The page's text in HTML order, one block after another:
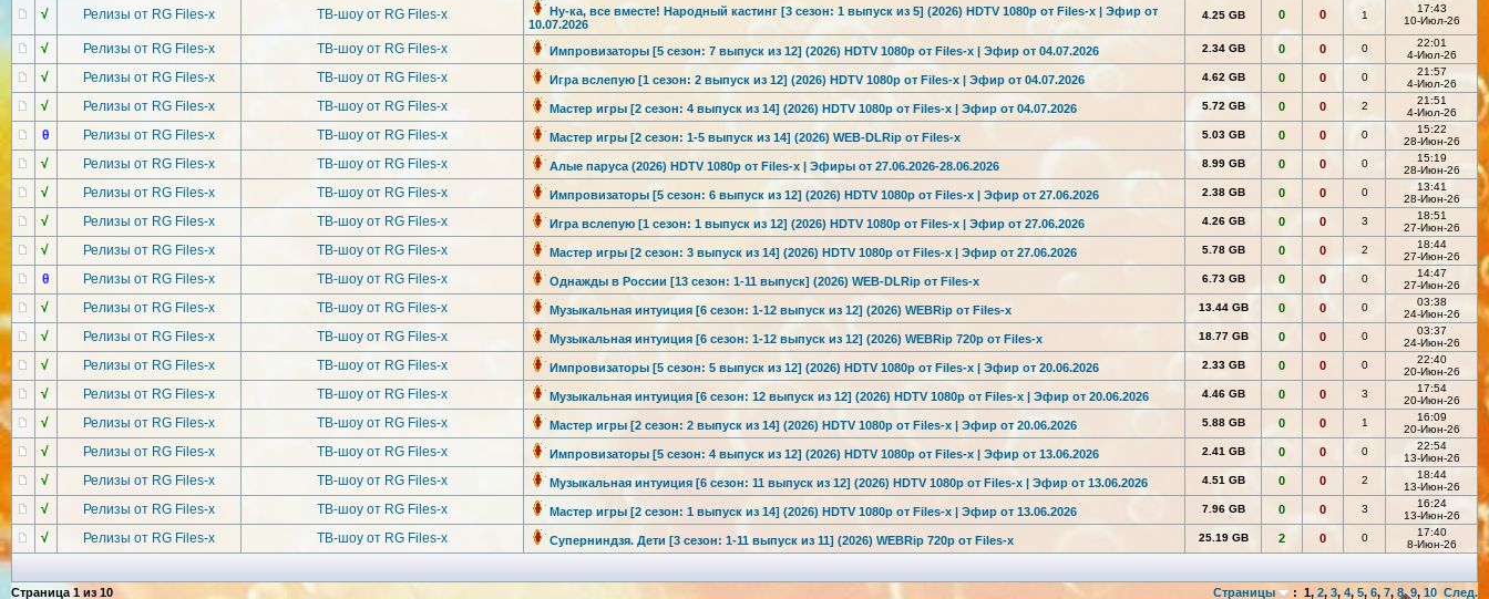
√ Релизы от RG Files-x ТВ-шоу от RG Files-x
Ну-ка, все вместе! Народный кастинг [3 сезон: 1 выпуск из 5] (2026) HDTV 1080р от Files-x | Эфир от
10.07.2026
4.25 GB 0 0 1
17:43
10-Июл-26
√ Релизы от RG Files-x ТВ-шоу от RG Files-x Импровизаторы [5 сезон: 7 выпуск из 12] (2026) HDTV 1080р от Files-x | Эфир от 04.07.2026 2.34 GB 0 0 0
22:01
4-Июл-26
√ Релизы от RG Files-x ТВ-шоу от RG Files-x Игра вслепую [1 сезон: 2 выпуск из 12] (2026) HDTV 1080р от Files-x | Эфир от 04.07.2026 4.62 GB 0 0 0
21:57
4-Июл-26
√ Релизы от RG Files-x ТВ-шоу от RG Files-x Мастер игры [2 сезон: 4 выпуск из 14] (2026) HDTV 1080р от Files-x | Эфир от 04.07.2026 5.72 GB 0 0 2
21:51
4-Июл-26
θ Релизы от RG Files-x ТВ-шоу от RG Files-x Мастер игры [2 сезон: 1-5 выпуск из 14] (2026) WEB-DLRip от Files-x 5.03 GB 0 0 0
15:22
28-Июн-26
√ Релизы от RG Files-x ТВ-шоу от RG Files-x Алые паруса (2026) HDTV 1080р от Files-x | Эфиры от 27.06.2026-28.06.2026 8.99 GB 0 0 0
15:19
28-Июн-26
√ Релизы от RG Files-x ТВ-шоу от RG Files-x Импровизаторы [5 сезон: 6 выпуск из 12] (2026) HDTV 1080р от Files-x | Эфир от 27.06.2026 2.38 GB 0 0 0
13:41
28-Июн-26
√ Релизы от RG Files-x ТВ-шоу от RG Files-x Игра вслепую [1 сезон: 1 выпуск из 12] (2026) HDTV 1080р от Files-x | Эфир от 27.06.2026 4.26 GB 0 0 3
18:51
27-Июн-26
√ Релизы от RG Files-x ТВ-шоу от RG Files-x Мастер игры [2 сезон: 3 выпуск из 14] (2026) HDTV 1080р от Files-x | Эфир от 27.06.2026 5.78 GB 0 0 2
18:44
27-Июн-26
θ Релизы от RG Files-x ТВ-шоу от RG Files-x Однажды в России [13 сезон: 1-11 выпуск] (2026) WEB-DLRip от Files-x 6.73 GB 0 0 0
14:47
27-Июн-26
√ Релизы от RG Files-x ТВ-шоу от RG Files-x Музыкальная интуиция [6 сезон: 1-12 выпуск из 12] (2026) WEBRip от Files-x 13.44 GB 0 0 0
03:38
24-Июн-26
√ Релизы от RG Files-x ТВ-шоу от RG Files-x Музыкальная интуиция [6 сезон: 1-12 выпуск из 12] (2026) WEBRip 720p от Files-x 18.77 GB 0 0 0
03:37
24-Июн-26
√ Релизы от RG Files-x ТВ-шоу от RG Files-x Импровизаторы [5 сезон: 5 выпуск из 12] (2026) HDTV 1080р от Files-x | Эфир от 20.06.2026 2.33 GB 0 0 0
22:40
20-Июн-26
√ Релизы от RG Files-x ТВ-шоу от RG Files-x Музыкальная интуиция [6 сезон: 12 выпуск из 12] (2026) HDTV 1080р от Files-x | Эфир от 20.06.2026 4.46 GB 0 0 3
17:54
20-Июн-26
√ Релизы от RG Files-x ТВ-шоу от RG Files-x Мастер игры [2 сезон: 2 выпуск из 14] (2026) HDTV 1080р от Files-x | Эфир от 20.06.2026 5.88 GB 0 0 1
16:09
20-Июн-26
√ Релизы от RG Files-x ТВ-шоу от RG Files-x Импровизаторы [5 сезон: 4 выпуск из 12] (2026) HDTV 1080р от Files-x | Эфир от 13.06.2026 2.41 GB 0 0 0
22:54
13-Июн-26
√ Релизы от RG Files-x ТВ-шоу от RG Files-x Музыкальная интуиция [6 сезон: 11 выпуск из 12] (2026) HDTV 1080р от Files-x | Эфир от 13.06.2026 4.51 GB 0 0 2
18:44
13-Июн-26
√ Релизы от RG Files-x ТВ-шоу от RG Files-x Мастер игры [2 сезон: 1 выпуск из 14] (2026) HDTV 1080р от Files-x | Эфир от 13.06.2026 7.96 GB 0 0 3
16:24
13-Июн-26
√ Релизы от RG Files-x ТВ-шоу от RG Files-x Суперниндзя. Дети [3 сезон: 1-11 выпуск из 11] (2026) WEBRip 720p от Files-x 25.19 GB 2 0 0
17:40
8-Июн-26
Страница 1 из 10 Страницы : 1, 2, 3, 4, 5, 6, 7, 8,9, 10 След.